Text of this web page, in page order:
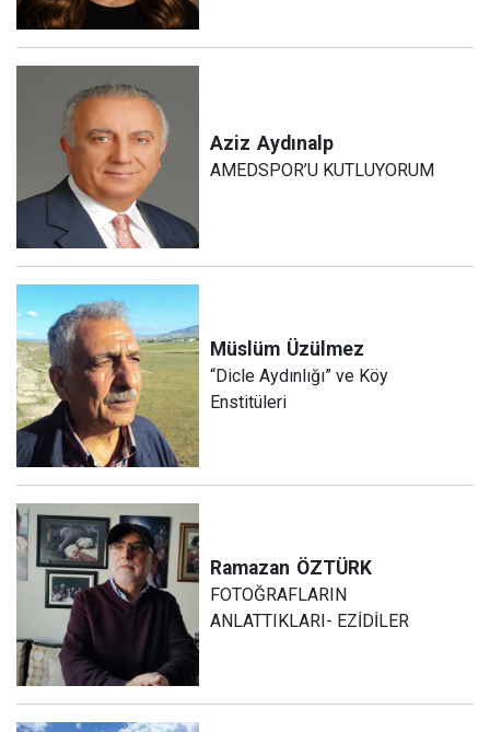
Aziz Aydınalp
AMEDSPOR’U KUTLUYORUM
Müslüm Üzülmez
“Dicle Aydınlığı” ve Köy
Enstitüleri
Ramazan ÖZTÜRK
FOTOĞRAFLARIN
ANLATTIKLARI- EZİDİLER